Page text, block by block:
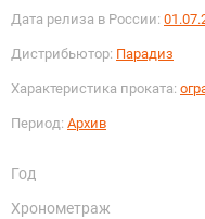
Дата релиза в России:
Дистрибьютор: Парадиз
Характеристика проката:
Период: Архив
Год
Хронометраж